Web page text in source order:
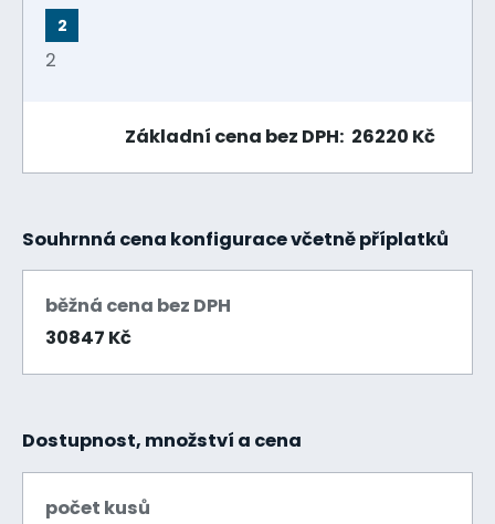
2
2
Základní cena bez DPH: 26220 Kč
Souhrnná cena konfigurace včetně příplatků
běžná cena bez DPH
30847 Kč
Dostupnost, množství a cena
počet kusů